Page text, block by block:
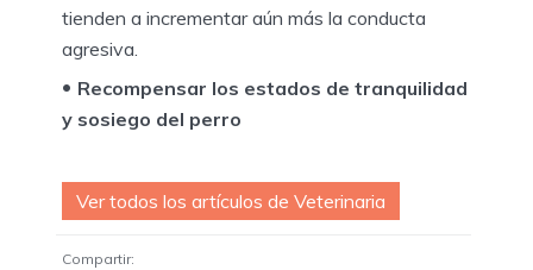
tienden a incrementar aún más la conducta
agresiva.
Recompensar los estados de tranquilidad
y sosiego del perro
Ver todos los artículos de Veterinaria
Compartir: